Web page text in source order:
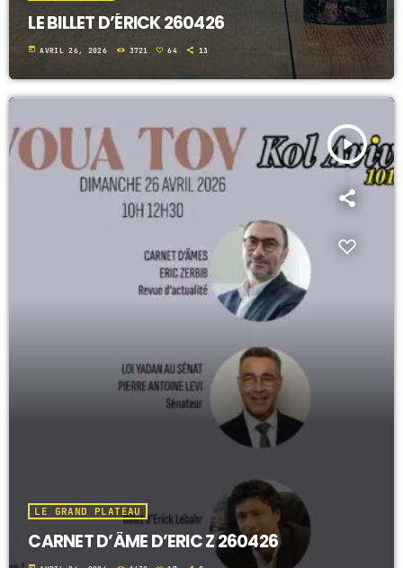
LE BILLET D’ÉRICK 260426
today AVRIL 26, 2026 3721 64 13
play_arrow
LE GRAND PLATEAU
CARNET D’ÂME D’ERIC Z 260426